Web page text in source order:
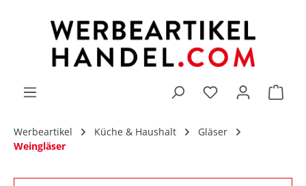
Du hast 0
Werbeartikel Küche & Haushalt
Gläser
Weingläser